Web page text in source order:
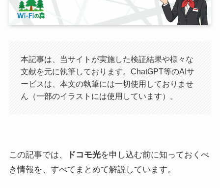
本記事は、当サイトが実施した検証結果や様々な
文献を元に執筆しております。ChatGPT等のAIサ
ービスは、本文の執筆には一切使用しておりませ
ん（一部のイラストには使用しています）。
この記事では、 ドコモ光を申し込む前に知っておくべ
き情報を、すべてまとめて解説しています。